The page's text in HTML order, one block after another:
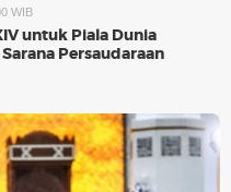
WIB
untuk Piala Dunia
Persaudaraan